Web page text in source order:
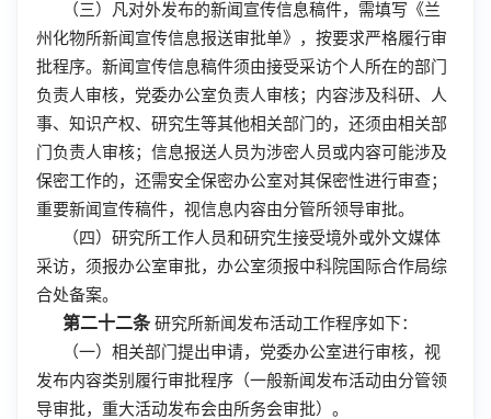
（三）凡对外发布的新闻宣传信息稿件，需填写《兰
州化物所新闻宣传信息报送审批单》，按要求严格履行审
批程序。新闻宣传信息稿件须由接受采访个人所在的部门
负责人审核，党委办公室负责人审核；内容涉及科研、人
事、知识产权、研究生等其他相关部门的，还须由相关部
门负责人审核；信息报送人员为涉密人员或内容可能涉及
保密工作的，还需安全保密办公室对其保密性进行审查；
重要新闻宣传稿件，视信息内容由分管所领导审批。
（四）研究所工作人员和研究生接受境外或外文媒体
采访，须报办公室审批，办公室须报中科院国际合作局综
合处备案。
第二十二条研究所新闻发布活动工作程序如下：
（一）相关部门提出申请，党委办公室进行审核，视
发布内容类别履行审批程序（一般新闻发布活动由分管领
导审批，重大活动发布会由所务会审批）。